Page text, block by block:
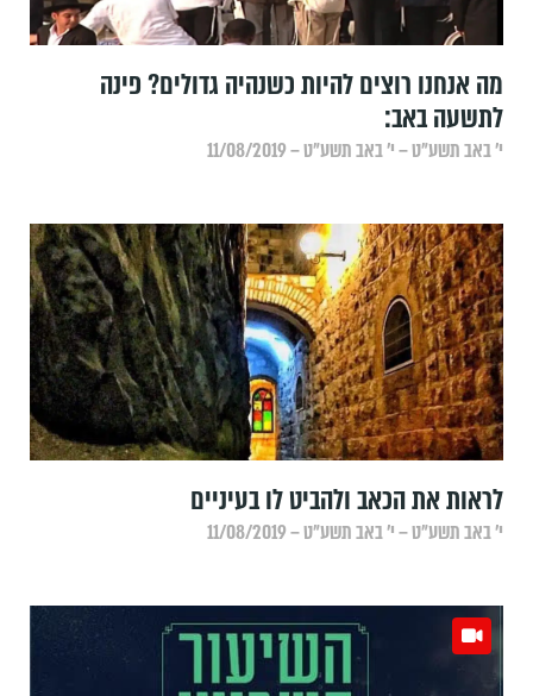
מה אנחנו רוצים להיות כשנהיה גדולים? פינה
לתשעה באב:
י׳ באב תשע״ט – י׳ באב תשע״ט – 11/08/2019
לראות את הכאב ולהביט לו בעיניים
י׳ באב תשע״ט – י׳ באב תשע״ט – 11/08/2019